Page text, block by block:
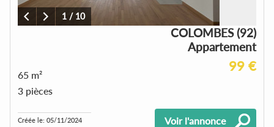
1 / 10
COLOMBES (92)
Appartement
99 €
65 m²
3 pièces
Créée le: 05/11/2024 Voir l'annonce